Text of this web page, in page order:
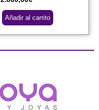
Añadir al carrito